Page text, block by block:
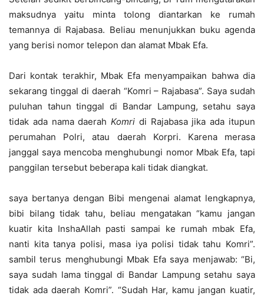
maksudnya yaitu minta tolong diantarkan ke rumah
temannya di Rajabasa. Beliau menunjukkan buku agenda
yang berisi nomor telepon dan alamat Mbak Efa.
Dari kontak terakhir, Mbak Efa menyampaikan bahwa dia
sekarang tinggal di daerah “Komri – Rajabasa”. Saya sudah
puluhan tahun tinggal di Bandar Lampung, setahu saya
tidak ada nama daerahKomri di Rajabasa jika ada itupun
perumahan Polri, atau daerah Korpri. Karena merasa
janggal saya mencoba menghubungi nomor Mbak Efa, tapi
panggilan tersebut beberapa kali tidak diangkat.
saya bertanya dengan Bibi mengenai alamat lengkapnya,
bibi bilang tidak tahu, beliau mengatakan “kamu jangan
kuatir kita InshaAllah pasti sampai ke rumah mbak Efa,
nanti kita tanya polisi, masa iya polisi tidak tahu Komri”.
sambil terus menghubungi Mbak Efa saya menjawab: “Bi,
saya sudah lama tinggal di Bandar Lampung setahu saya
tidak ada daerah Komri”. “Sudah Har, kamu jangan kuatir,